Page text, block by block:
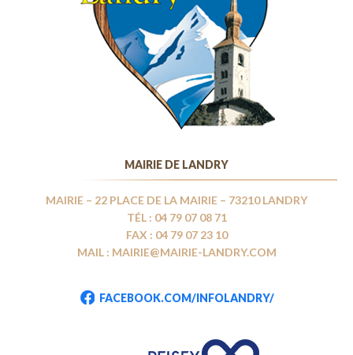
MAIRIE DE LANDRY
MAIRIE – 22 PLACE DE LA MAIRIE – 73210 LANDRY
TÉL : 04 79 07 08 71
FAX : 04 79 07 23 10
MAIL : MAIRIE@MAIRIE-LANDRY.COM
FACEBOOK.COM/INFOLANDRY/